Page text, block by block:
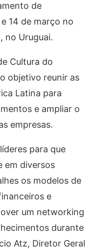
de
14 de março no
no Uruguai.
Cultura do
objetivo reunir as
Latina para
e ampliar o
empresas.
para que
em diversos
os modelos de
e
um networking
durante
Atz, Diretor Geral